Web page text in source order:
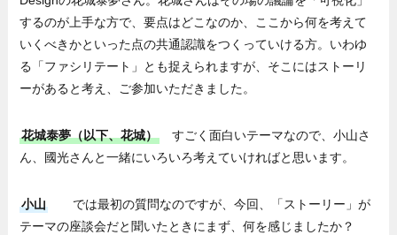
するのが上手な方で、要点はどこなのか、ここから何を考えて
いくべきかといった点の共通認識をつくっていける方。いわゆ
る「ファシリテート」とも捉えられますが、そこにはストーリ
ーがあると考え、ご参加いただきました。
花城泰夢（以下、花城）
すごく面白いテーマなので、小山さ
ん、國光さんと一緒にいろいろ考えていければと思います。
小山
では最初の質問なのですが、今回、「ストーリー」が
テーマの座談会だと聞いたときにまず、何を感じましたか？